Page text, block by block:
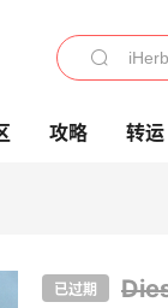
攻略 转运
已过期